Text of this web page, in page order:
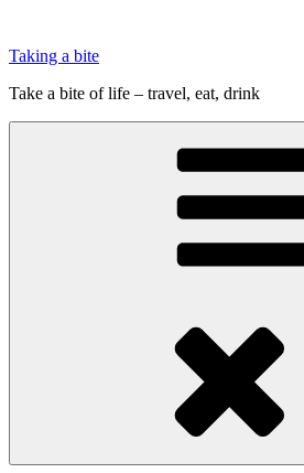
indhold
Taking a bite
Take a bite of life – travel, eat, drink